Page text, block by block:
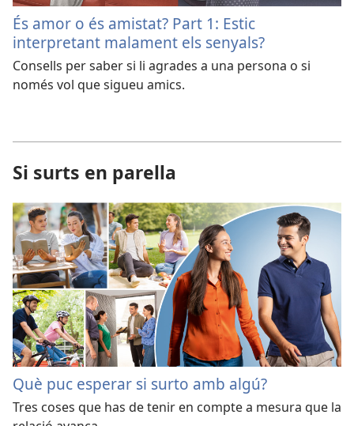
És amor o és amistat? Part 1: Estic
interpretant malament els senyals?
Consells per saber si li agrades a una persona o si
només vol que sigueu amics.
Si surts en parella
Què puc esperar si surto amb algú?
Tres coses que has de tenir en compte a mesura que la